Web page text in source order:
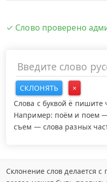
✓ Слово проверено
СКЛОНЯТЬ
×
Слова с буквой ё пишите
Например: поём и поем
съем — слова разных
Склонение слов делается